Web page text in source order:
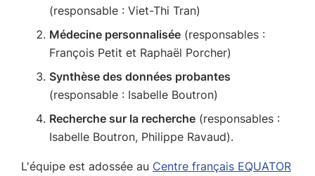
(responsable : Viet-Thi Tran)
Médecine personnalisée (responsables :
François Petit et Raphaël Porcher)
Synthèse des données probantes
(responsable : Isabelle Boutron)
Recherche sur la recherche (responsables :
Isabelle Boutron, Philippe Ravaud).
L'équipe est adossée au Centre français EQUATOR